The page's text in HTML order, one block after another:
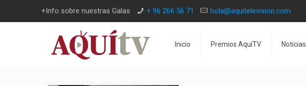
+Info sobre nuestras Galas + 96 266 56 71 hola@aquitelevision.com
Inicio Premios AquíTV Noticias